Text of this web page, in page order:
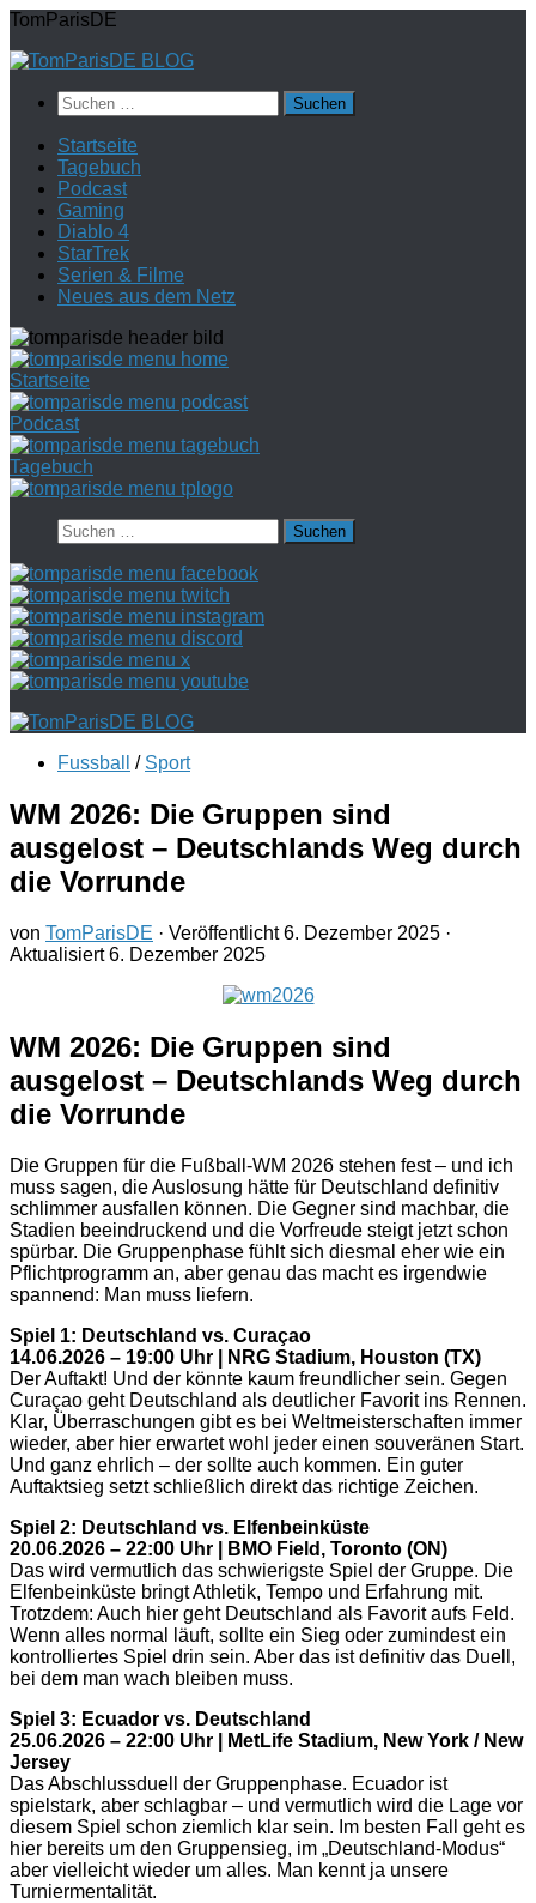
Zum
springen
TomParisDE
Suchen
nach:
Startseite
Tagebuch
Podcast
Gaming
Diablo 4
StarTrek
Serien & Filme
Neues aus dem Netz
Startseite
Podcast
Tagebuch
Suchen
nach:
Fussball / Sport
WM 2026: Die Gruppen sind
ausgelost – Deutschlands Weg durch
die Vorrunde
von TomParisDE · Veröffentlicht6. Dezember 2025 ·
Aktualisiert6. Dezember 2025
WM 2026: Die Gruppen sind
ausgelost – Deutschlands Weg durch
die Vorrunde
Die Gruppen für die Fußball-WM 2026 stehen fest – und ich
muss sagen, die Auslosung hätte für Deutschland definitiv
schlimmer ausfallen können. Die Gegner sind machbar, die
Stadien beeindruckend und die Vorfreude steigt jetzt schon
spürbar. Die Gruppenphase fühlt sich diesmal eher wie ein
Pflichtprogramm an, aber genau das macht es irgendwie
spannend: Man muss liefern.
Spiel 1: Deutschland vs. Curaçao
14.06.2026 – 19:00 Uhr | NRG Stadium, Houston (TX)
Der Auftakt! Und der könnte kaum freundlicher sein. Gegen
Curaçao geht Deutschland als deutlicher Favorit ins Rennen.
Klar, Überraschungen gibt es bei Weltmeisterschaften immer
wieder, aber hier erwartet wohl jeder einen souveränen Start.
Und ganz ehrlich – der sollte auch kommen. Ein guter
Auftaktsieg setzt schließlich direkt das richtige Zeichen.
Spiel 2: Deutschland vs. Elfenbeinküste
20.06.2026 – 22:00 Uhr | BMO Field, Toronto (ON)
Das wird vermutlich das schwierigste Spiel der Gruppe. Die
Elfenbeinküste bringt Athletik, Tempo und Erfahrung mit.
Trotzdem: Auch hier geht Deutschland als Favorit aufs Feld.
Wenn alles normal läuft, sollte ein Sieg oder zumindest ein
kontrolliertes Spiel drin sein. Aber das ist definitiv das Duell,
bei dem man wach bleiben muss.
Spiel 3: Ecuador vs. Deutschland
25.06.2026 – 22:00 Uhr | MetLife Stadium, New York / New
Jersey
Das Abschlussduell der Gruppenphase. Ecuador ist
spielstark, aber schlagbar – und vermutlich wird die Lage vor
diesem Spiel schon ziemlich klar sein. Im besten Fall geht es
hier bereits um den Gruppensieg, im „Deutschland-Modus“
aber vielleicht wieder um alles. Man kennt ja unsere
Turniermentalität.